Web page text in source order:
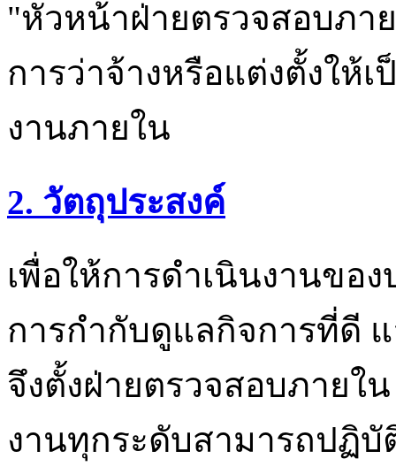
"หัวหน้าฝ่ายตรวจสอบภา
การว่าจ้างหรือแต่งตั้งให้
งานภายใน
2. วัตถุประสงค์
เพื่อให้การดำเนินงานขอ
การกำกับดูแลกิจการที่ดี
จึงตั้งฝ่ายตรวจสอบภายใ
งานทุกระดับสามารถปฏิ